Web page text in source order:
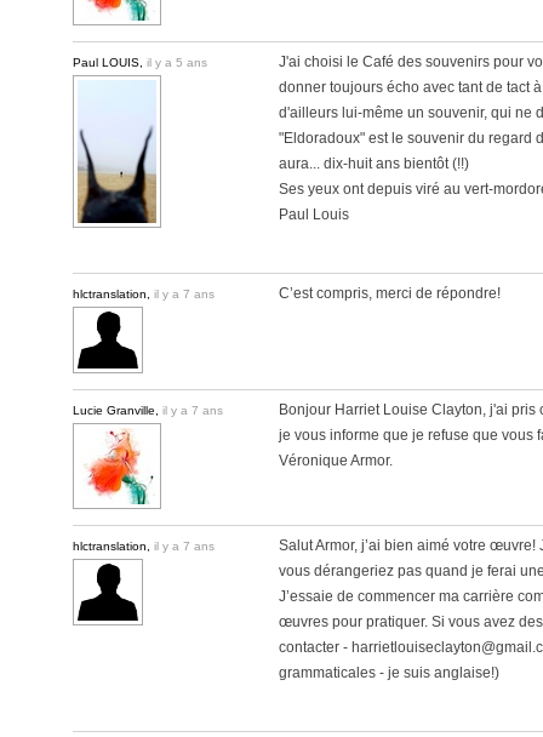
Paul LOUIS, il y a 5 ans
J'ai choisi le Café des souvenirs pour
donner toujours écho avec tant de tact
d'ailleurs lui-même un souvenir, qui ne
"Eldoradoux" est le souvenir du regard
aura... dix-huit ans bientôt (!!)
Ses yeux ont depuis viré au vert-
Paul Louis
hlctranslation, il y a 7 ans C’est compris, merci de répondre!
Lucie Granville, il y a 7 ans
Bonjour Harriet Louise Clayton, j'ai
je vous informe que je refuse que vous
Véronique Armor.
hlctranslation, il y a 7 ans
Salut Armor, j’ai bien aimé votre
vous dérangeriez pas quand je ferai
J’essaie de commencer ma carrière
œuvres pour pratiquer. Si vous avez
contacter -
grammaticales - je suis anglaise!)